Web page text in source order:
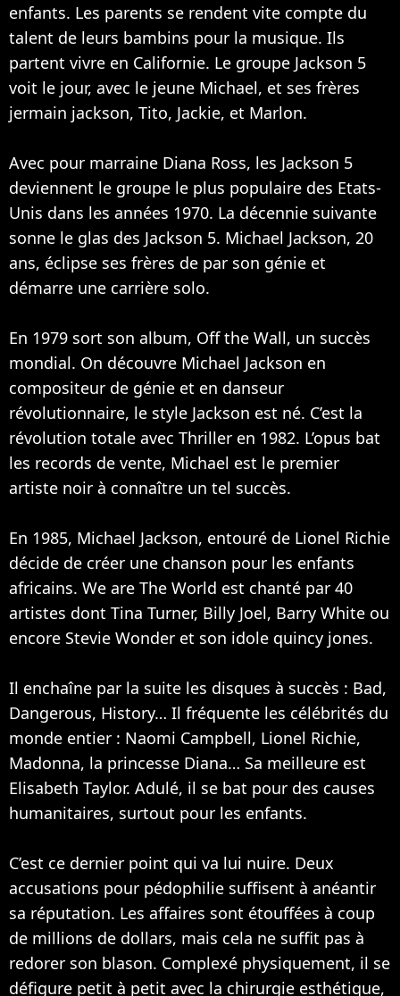
enfants. Les parents se rendent vite compte du
talent de leurs bambins pour la musique. Ils
partent vivre en Californie. Le groupe Jackson 5
voit le jour, avec le jeune Michael, et ses frères
jermain jackson, Tito, Jackie, et Marlon.
Avec pour marraine Diana Ross, les Jackson 5
deviennent le groupe le plus populaire des Etats-
Unis dans les années 1970. La décennie suivante
sonne le glas des Jackson 5. Michael Jackson, 20
ans, éclipse ses frères de par son génie et
démarre une carrière solo.
En 1979 sort son album, Off the Wall, un succès
mondial. On découvre Michael Jackson en
compositeur de génie et en danseur
révolutionnaire, le style Jackson est né. C’est la
révolution totale avec Thriller en 1982. L’opus bat
les records de vente, Michael est le premier
artiste noir à connaître un tel succès.
En 1985, Michael Jackson, entouré de Lionel Richie
décide de créer une chanson pour les enfants
africains. We are The World est chanté par 40
artistes dont Tina Turner, Billy Joel, Barry White ou
encore Stevie Wonder et son idole quincy jones.
Il enchaîne par la suite les disques à succès : Bad,
Dangerous, History… Il fréquente les célébrités du
monde entier : Naomi Campbell, Lionel Richie,
Madonna, la princesse Diana… Sa meilleure est
Elisabeth Taylor. Adulé, il se bat pour des causes
humanitaires, surtout pour les enfants.
C’est ce dernier point qui va lui nuire. Deux
accusations pour pédophilie suffisent à anéantir
sa réputation. Les affaires sont étouffées à coup
de millions de dollars, mais cela ne suffit pas à
redorer son blason. Complexé physiquement, il se
défigure petit à petit avec la chirurgie esthétique,